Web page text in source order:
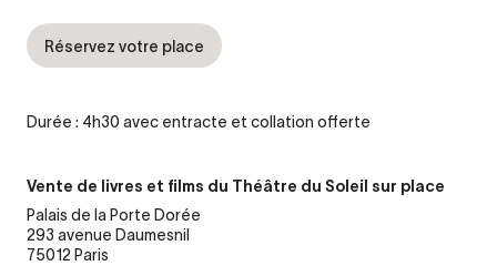
Réservez votre place
Durée : 4h30 avec entracte et collation offerte
Vente de livres et films du Théâtre du Soleil sur place
Palais de la Porte Dorée
293 avenue Daumesnil
75012 Paris